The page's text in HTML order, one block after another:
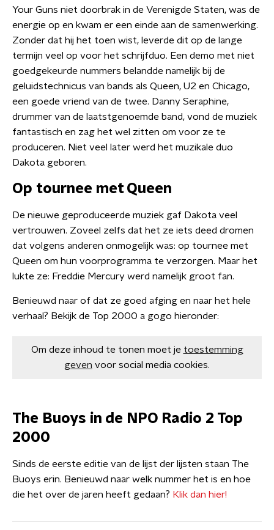
Your Guns niet doorbrak in de Verenigde Staten, was de
energie op en kwam er een einde aan de samenwerking.
Zonder dat hij het toen wist, leverde dit op de lange
termijn veel op voor het schrijfduo. Een demo met niet
goedgekeurde nummers belandde namelijk bij de
geluidstechnicus van bands als Queen, U2 en Chicago,
een goede vriend van de twee. Danny Seraphine,
drummer van de laatstgenoemde band, vond de muziek
fantastisch en zag het wel zitten om voor ze te
produceren. Niet veel later werd het muzikale duo
Dakota geboren.
Op tournee met Queen
De nieuwe geproduceerde muziek gaf Dakota veel
vertrouwen. Zoveel zelfs dat het ze iets deed dromen
dat volgens anderen onmogelijk was: op tournee met
Queen om hun voorprogramma te verzorgen. Maar het
lukte ze: Freddie Mercury werd namelijk groot fan.
Benieuwd naar of dat ze goed afging en naar het hele
verhaal? Bekijk de Top 2000 a gogo hieronder:
Om deze inhoud te tonen moet je toestemming
geven voor social media cookies.
The Buoys in de NPO Radio 2 Top
2000
Sinds de eerste editie van de lijst der lijsten staan The
Buoys erin. Benieuwd naar welk nummer het is en hoe
die het over de jaren heeft gedaan? Klik dan hier!